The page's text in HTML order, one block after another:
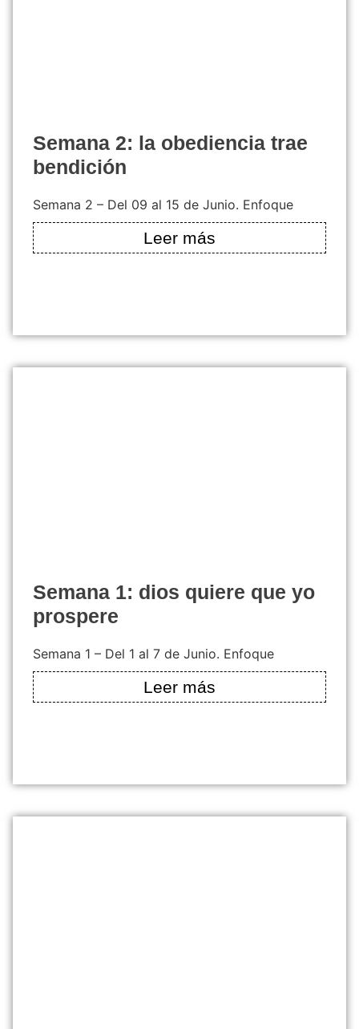
semana 2: la obediencia trae
bendición
Semana 2 – Del 09 al 15 de Junio. Enfoque
Leer más
semana 1: dios quiere que yo
prospere
Semana 1 – Del 1 al 7 de Junio. Enfoque
Leer más